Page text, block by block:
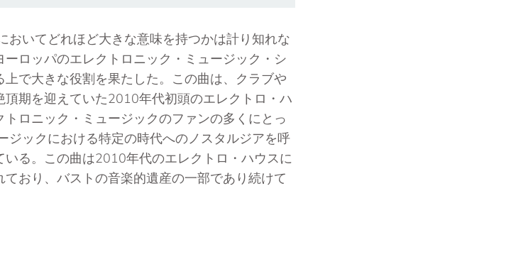
おいてどれほど大きな意味を持つかは計り知れな
ロッパのエレクトロニック・ミュージック・シ
で大きな役割を果たした。この曲は、クラブや
期を迎えていた2010年代初頭のエレクトロ・ハ
ロニック・ミュージックのファンの多くにとっ
ジックにおける特定の時代へのノスタルジアを呼
る。この曲は2010年代のエレクトロ・ハウスに
おり、バストの音楽的遺産の一部であり続けて